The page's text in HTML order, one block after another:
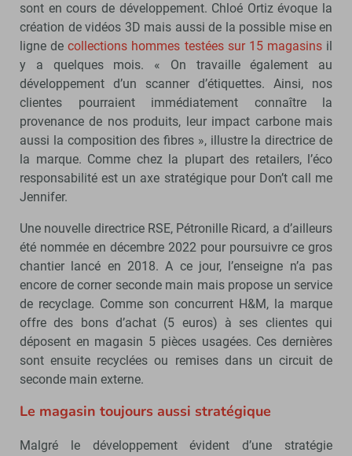
sont en cours de développement. Chloé Ortiz évoque la
création de vidéos 3D mais aussi de la possible mise en
ligne decollections hommes testées sur 15 magasins il
y a quelques mois. « On travaille également au
développement d’un scanner d’étiquettes. Ainsi, nos
clientes pourraient immédiatement connaître la
provenance de nos produits, leur impact carbone mais
aussi la composition des fibres », illustre la directrice de
la marque. Comme chez la plupart des retailers, l’éco
responsabilité est un axe stratégique pour Don’t call me
Jennifer.
Une nouvelle directrice RSE, Pétronille Ricard, a d’ailleurs
été nommée en décembre 2022 pour poursuivre ce gros
chantier lancé en 2018. A ce jour, l’enseigne n’a pas
encore de corner seconde main mais propose un service
de recyclage. Comme son concurrent H&M, la marque
offre des bons d’achat (5 euros) à ses clientes qui
déposent en magasin 5 pièces usagées. Ces dernières
sont ensuite recyclées ou remises dans un circuit de
seconde main externe.
Le magasin toujours aussi stratégique
Malgré le développement évident d’une stratégie